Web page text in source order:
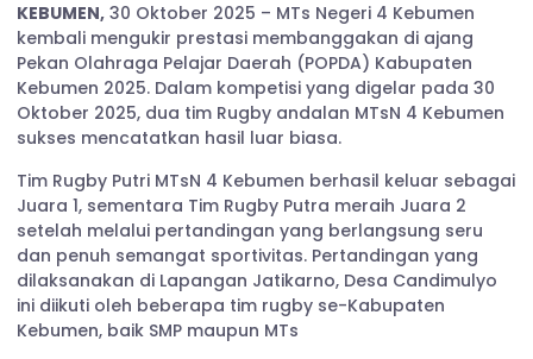
KEBUMEN, 30 Oktober 2025 – MTs Negeri 4 Kebumen
kembali mengukir prestasi membanggakan di ajang
Pekan Olahraga Pelajar Daerah (POPDA) Kabupaten
Kebumen 2025. Dalam kompetisi yang digelar pada 30
Oktober 2025, dua tim Rugby andalan MTsN 4 Kebumen
sukses mencatatkan hasil luar biasa.
Tim Rugby Putri MTsN 4 Kebumen berhasil keluar sebagai
Juara 1, sementara Tim Rugby Putra meraih Juara 2
setelah melalui pertandingan yang berlangsung seru
dan penuh semangat sportivitas. Pertandingan yang
dilaksanakan di Lapangan Jatikarno, Desa Candimulyo
ini diikuti oleh beberapa tim rugby se-Kabupaten
Kebumen, baik SMP maupun MTs